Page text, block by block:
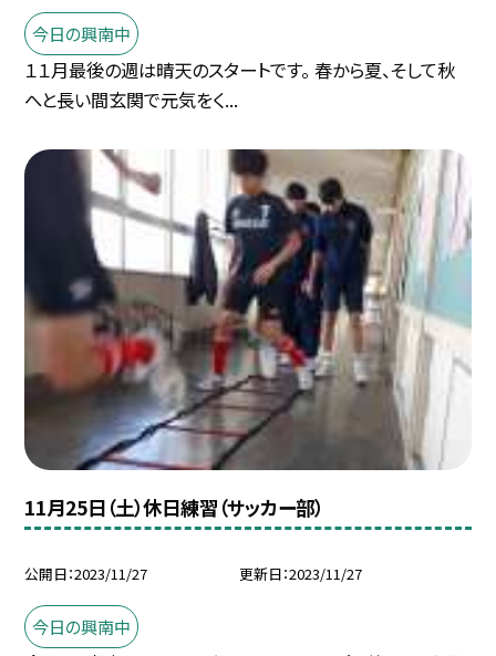
今日の興南中
１１月最後の週は晴天のスタートです。 春から夏、そして秋
へと長い間玄関で元気をく...
11月25日（土）休日練習（サッカー部）
公開日 2023/11/27 更新日 2023/11/27
今日の興南中